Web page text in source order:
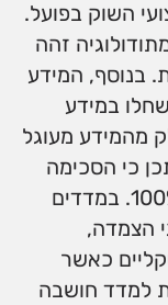
השוק בפועל.
זהה
בנוסף, המידע
שחלו במידע
מהמידע מעוגל
כי הסכימה
של סוג מידע מסוים לא תסתכם ב-100%. במדדים
הצמדה,
כאשר
למדד חושבה